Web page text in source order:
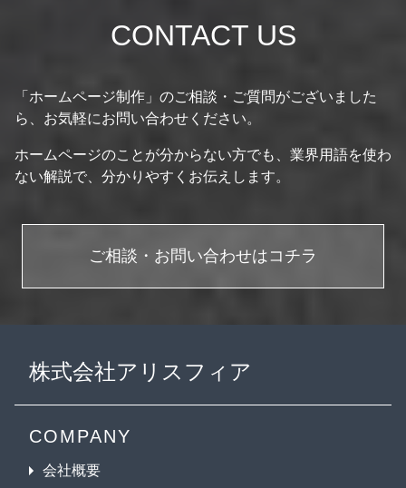
CONTACT US
「ホームページ制作」のご相談・ご質問がございました
ら、お気軽にお問い合わせください。
ホームページのことが分からない方でも、業界用語を使わ
ない解説で、分かりやすくお伝えします。
ご相談・お問い合わせはコチラ
株式会社アリスフィア
COMPANY
会社概要